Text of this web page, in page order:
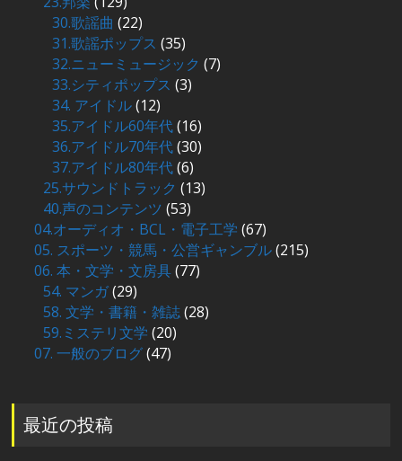
30.歌謡曲 (22)
31.歌謡ポップス (35)
32.ニューミュージック (7)
33.シティポップス (3)
34. アイドル(12)
35.アイドル60年代(16)
36.アイドル70年代(30)
37.アイドル80年代(6)
25.サウンドトラック (13)
40.声のコンテンツ (53)
04.オーディオ・BCL・電子工学 (67)
05. スポーツ・競馬・公営ギャンブル(215)
06. 本・文学・文房具(77)
54. マンガ(29)
58. 文学・書籍・雑誌(28)
59.ミステリ文学 (20)
07. 一般のブログ(47)
最近の投稿